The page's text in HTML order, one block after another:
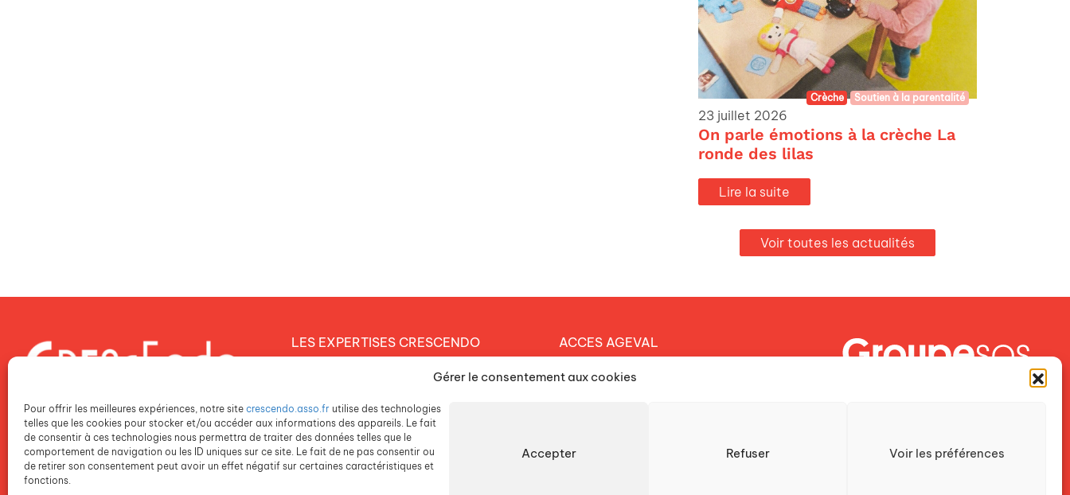
Gérer le consentement aux cookies
Pour offrir les meilleures expériences, notre site crescendo.asso.fr utilise des technologies
telles que les cookies pour stocker et/ou accéder aux informations des appareils. Le fait
de consentir à ces technologies nous permettra de traiter des données telles que le
comportement de navigation ou les ID uniques sur ce site. Le fait de ne pas consentir ou
de retirer son consentement peut avoir un effet négatif sur certaines caractéristiques et
fonctions.
Accepter Refuser Voir les préférences
Crèche Soutien à la parentalité
23 juillet 2026
On parle émotions à la crèche La
ronde des lilas
Lire la suite
Voir toutes les actualités
LES EXPERTISES CRESCENDO
Notre politique RH
NOS ETABLISSEMENTS
ACCES AGEVAL
CONTACTEZ-NOUS